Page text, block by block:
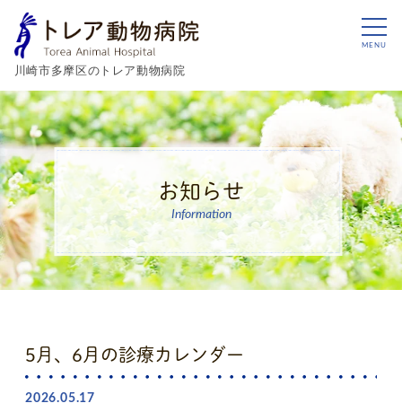
川崎市多摩区のトレア動物病院
MENU
お知らせ
Information
5月、6月の診療カレンダー
2026.05.17